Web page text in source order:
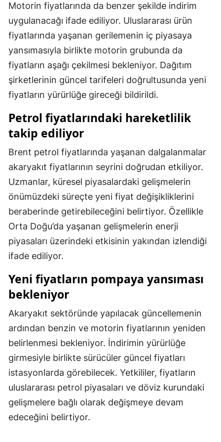
Samsun
Siirt
Sinop
Sivas
Tekirdağ
Tokat
Tunceli
Şanlıurfa
Uşak
Van
Yozgat
Karaman
Kırıkkale
Batman
Şırnak
Motorin fiyatlarında da benzer şekilde indirim
uygulanacağı ifade ediliyor. Uluslararası ürün
fiyatlarında yaşanan gerilemenin iç piyasaya
yansımasıyla birlikte motorin grubunda da
fiyatların aşağı çekilmesi bekleniyor. Dağıtım
şirketlerinin güncel tarifeleri doğrultusunda yeni
fiyatların yürürlüğe gireceği bildirildi.
Petrol fiyatlarındaki hareketlilik
takip ediliyor
Brent petrol fiyatlarında yaşanan dalgalanmalar
akaryakıt fiyatlarının seyrini doğrudan etkiliyor.
Uzmanlar, küresel piyasalardaki gelişmelerin
önümüzdeki süreçte yeni fiyat değişikliklerini
beraberinde getirebileceğini belirtiyor. Özellikle
Orta Doğu’da yaşanan gelişmelerin enerji
piyasaları üzerindeki etkisinin yakından izlendiği
ifade ediliyor.
Yeni fiyatların pompaya yansıması
bekleniyor
Akaryakıt sektöründe yapılacak güncellemenin
ardından benzin ve motorin fiyatlarının yeniden
belirlenmesi bekleniyor. İndirimin yürürlüğe
girmesiyle birlikte sürücüler güncel fiyatları
istasyonlarda görebilecek. Yetkililer, fiyatların
uluslararası petrol piyasaları ve döviz kurundaki
gelişmelere bağlı olarak değişmeye devam
edeceğini belirtiyor.